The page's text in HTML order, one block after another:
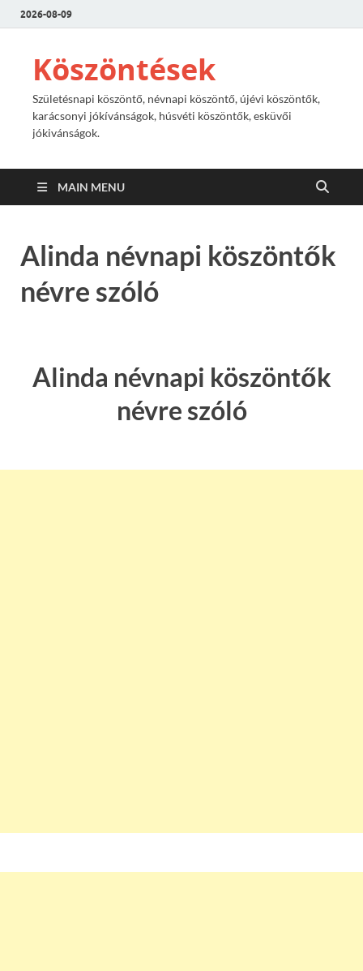
2026-08-09
Köszöntések
Születésnapi köszöntő, névnapi köszöntő, újévi köszöntők,
karácsonyi jókívánságok, húsvéti köszöntők, esküvői
jókivánságok.
MAIN MENU
Alinda névnapi köszöntők
névre szóló
Alinda névnapi köszöntők
névre szóló